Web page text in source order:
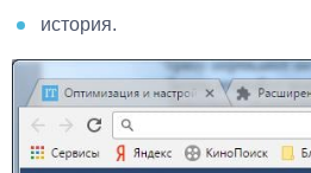
история.